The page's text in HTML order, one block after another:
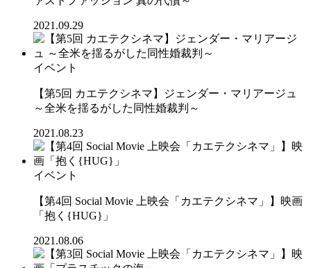
2021.09.29
イベント
【第5回 カエテクシネマ】ジェンダー・マリアージュ
～全米を揺るがした同性婚裁判～
2021.08.23
イベント
【第4回 Social Movie 上映会「カエテクシネマ」】映画
「抱く{HUG}」
2021.08.06